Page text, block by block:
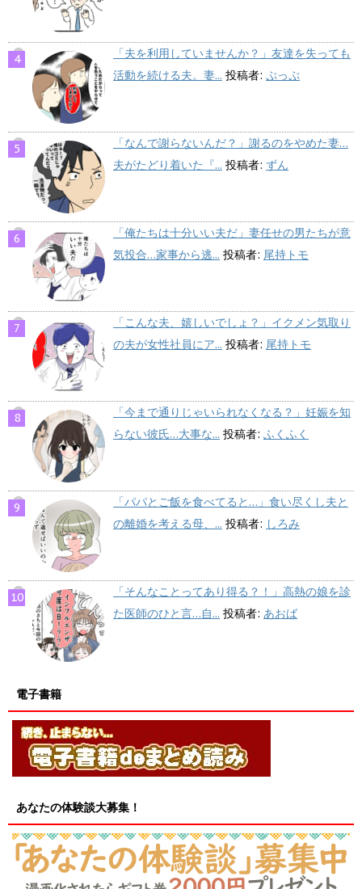
「夫を利用していませんか？」友達を失っても
活動を続ける夫。妻... 投稿者: ぷっぷ
「なんで謝らないんだ？」謝るのをやめた妻…
夫がたどり着いた『... 投稿者: ずん
「俺たちは十分いい夫だ」妻任せの男たちが意
気投合…家事から逃... 投稿者: 尾持トモ
「こんな夫、嬉しいでしょ？」イクメン気取り
の夫が女性社員にア... 投稿者: 尾持トモ
「今まで通りじゃいられなくなる？」妊娠を知
らない彼氏…大事な... 投稿者: ふくふく
「パパとご飯を食べてると…」食い尽くし夫と
の離婚を考える母、... 投稿者: しろみ
「そんなことってあり得る？！」高熱の娘を診
た医師のひと言…自... 投稿者: あおば
電子書籍
あなたの体験談大募集！